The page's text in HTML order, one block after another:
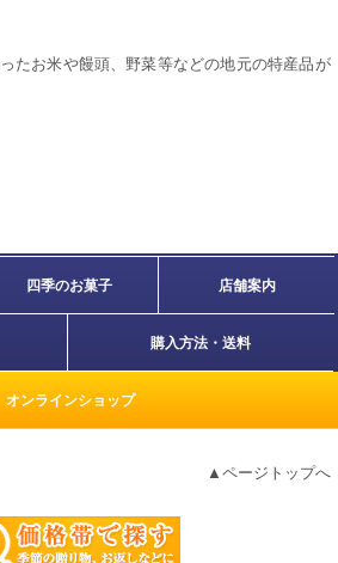
たお米や饅頭、野菜等などの地元の特産品が
四季のお菓子 店舗案内
購入方法・送料
オンラインショップ
▲ページトップへ